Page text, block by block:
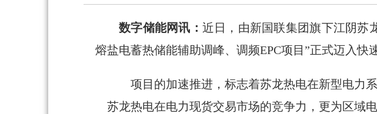
数字储能网讯： 近日， 由新国联集团旗下江阴苏
熔盐电蓄热储能辅助调峰、 调频EPC项目”正式迈入快
项目的加速推进，标志着苏龙热电在新型电力
苏龙热电在电力现货交易市场的竞争力，更为区域